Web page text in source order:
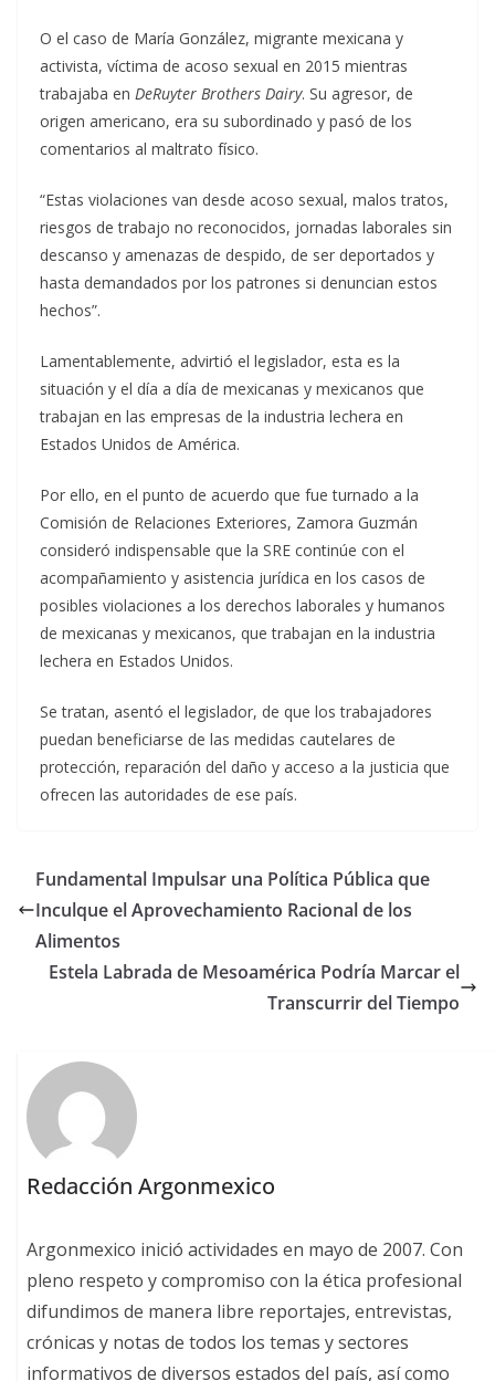
O el caso de María González, migrante mexicana y
activista, víctima de acoso sexual en 2015 mientras
trabajaba en DeRuyter Brothers Dairy. Su agresor, de
origen americano, era su subordinado y pasó de los
comentarios al maltrato físico.
“Estas violaciones van desde acoso sexual, malos tratos,
riesgos de trabajo no reconocidos, jornadas laborales sin
descanso y amenazas de despido, de ser deportados y
hasta demandados por los patrones si denuncian estos
hechos”.
Lamentablemente, advirtió el legislador, esta es la
situación y el día a día de mexicanas y mexicanos que
trabajan en las empresas de la industria lechera en
Estados Unidos de América.
Por ello, en el punto de acuerdo que fue turnado a la
Comisión de Relaciones Exteriores, Zamora Guzmán
consideró indispensable que la SRE continúe con el
acompañamiento y asistencia jurídica en los casos de
posibles violaciones a los derechos laborales y humanos
de mexicanas y mexicanos, que trabajan en la industria
lechera en Estados Unidos.
Se tratan, asentó el legislador, de que los trabajadores
puedan beneficiarse de las medidas cautelares de
protección, reparación del daño y acceso a la justicia que
ofrecen las autoridades de ese país.
Fundamental Impulsar una Política Pública que
Inculque el Aprovechamiento Racional de los
Alimentos
Estela Labrada de Mesoamérica Podría Marcar el
Transcurrir del Tiempo
Redacción Argonmexico
Argonmexico inició actividades en mayo de 2007. Con
pleno respeto y compromiso con la ética profesional
difundimos de manera libre reportajes, entrevistas,
crónicas y notas de todos los temas y sectores
informativos de diversos estados del país, así como